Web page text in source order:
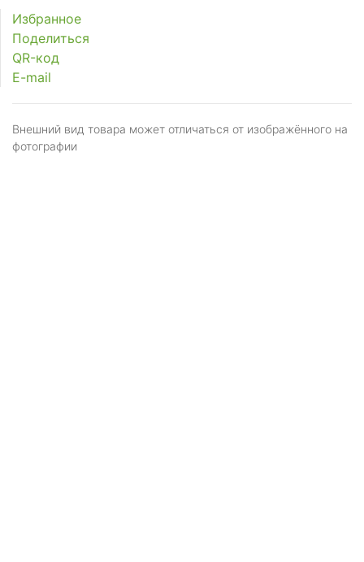
Избранное
Поделиться
QR-код
E-mail
Внешний вид товара может отличаться от изображённого на
фотографии